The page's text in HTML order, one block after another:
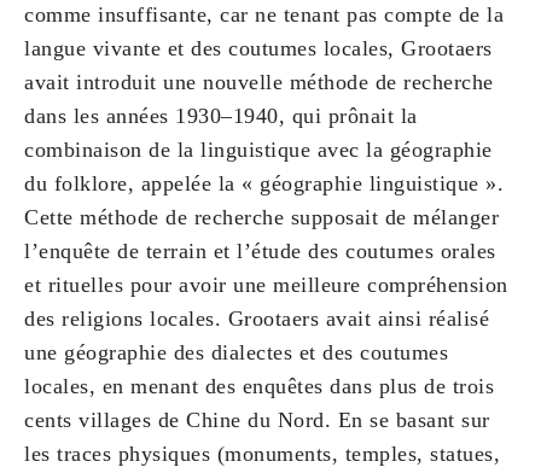
comme insuffisante, car ne tenant pas compte de la
langue vivante et des coutumes locales, Grootaers
avait introduit une nouvelle méthode de recherche
dans les années 1930–1940, qui prônait la
combinaison de la linguistique avec la géographie
du folklore, appelée la « géographie linguistique ».
Cette méthode de recherche supposait de mélanger
l’enquête de terrain et l’étude des coutumes orales
et rituelles pour avoir une meilleure compréhension
des religions locales. Grootaers avait ainsi réalisé
une géographie des dialectes et des coutumes
locales, en menant des enquêtes dans plus de trois
cents villages de Chine du Nord. En se basant sur
les traces physiques (monuments, temples, statues,